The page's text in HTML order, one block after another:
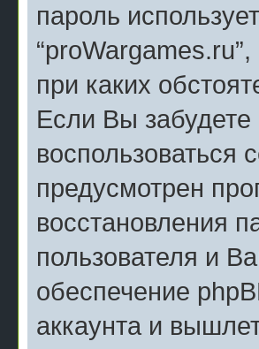
пароль
при каких
Если Вы
воспользоваться
предусмотрен
восстановления
пользователя и
обеспечение
аккаунта и